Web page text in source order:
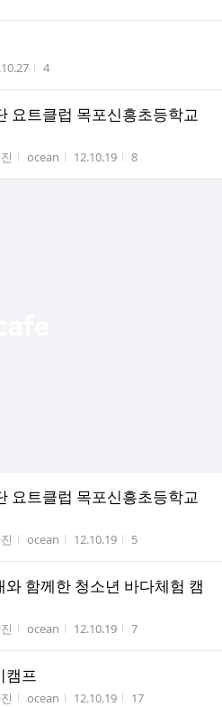
시간 조회수
4
요트클럽 목포신흥초등학교
작성자
ocean 작성시간
12.10.19 조회수
8
요트클럽 목포신흥초등학교
작성자
ocean 작성시간
12.10.19 조회수
5
함께한 청소년 바다체험 캠
작성자
ocean 작성시간
12.10.19 조회수
7
캠프
작성자
ocean 작성시간
12.10.19 조회수
17